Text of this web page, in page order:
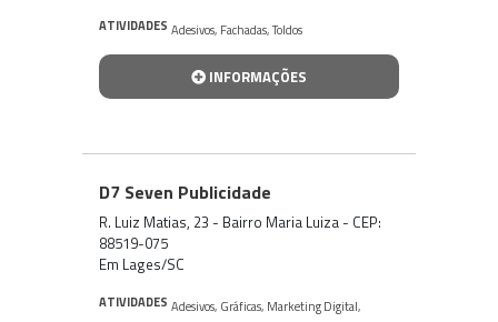
ATIVIDADES Adesivos, Fachadas,Toldos
INFORMAÇÕES
D7 Seven Publicidade
R. Luiz Matias, 23 - Bairro Maria Luiza - CEP:
88519-075
Em Lages/SC
ATIVIDADES Adesivos, Gráficas, Marketing Digital,